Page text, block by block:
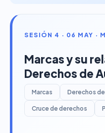
SESIÓN 4 · 06 MAY ·
Marcas y su
Derechos de
Marcas Derechos
Cruce de derechos